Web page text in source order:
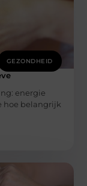
GEZONDHEID
energie
hoe belangrijk